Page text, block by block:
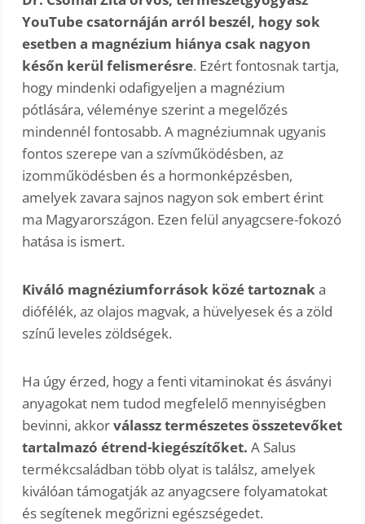
YouTube csatornáján arról beszél, hogy sok
esetben a magnézium hiánya csak nagyon
későn kerül felismerésre. Ezért fontosnak tartja,
hogy mindenki odafigyeljen a magnézium
pótlására, véleménye szerint a megelőzés
mindennél fontosabb. A magnéziumnak ugyanis
fontos szerepe van a szívműködésben, az
izomműködésben és a hormonképzésben,
amelyek zavara sajnos nagyon sok embert érint
ma Magyarországon. Ezen felül anyagcsere-fokozó
hatása is ismert.
Kiváló magnéziumforrások közé tartoznaka
diófélék, az olajos magvak, a hüvelyesek és a zöld
színű leveles zöldségek.
Ha úgy érzed, hogy a fenti vitaminokat és ásványi
anyagokat nem tudod megfelelő mennyiségben
bevinni, akkorválassz természetes összetevőket
tartalmazó étrend-kiegészítőket. A Salus
termékcsaládban több olyat is találsz, amelyek
kiválóan támogatják az anyagcsere folyamatokat
és segítenek megőrizni egészségedet.